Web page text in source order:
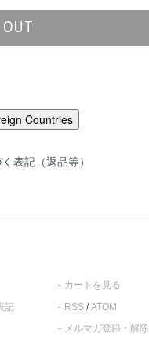
表記（返品等）
記
カートを見る
RSS/ATOM
メルマガ登録・解除